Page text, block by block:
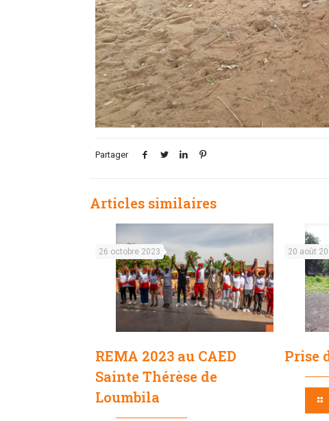
Partager
Articles similaires
26 octobre 2023
REMA 2023 au CAED
Sainte Thérèse de
Loumbila
20 août
Prise